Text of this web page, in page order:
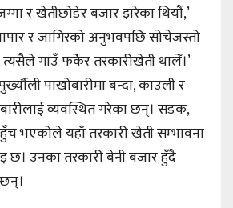
र खेतीछोडेर बजार झरेका थियौं,’
र जागिरको अनुभवपछि सोचेजस्तो
गाउँ फर्केर तरकारीखेती थालेँ।’
पाखोबारीमा बन्दा, काउली र
व्यवस्थित गरेका छन्। सडक,
भएकोले यहाँ तरकारी खेती सम्भावना
छ। उनका तरकारी बेनी बजार हुँदै